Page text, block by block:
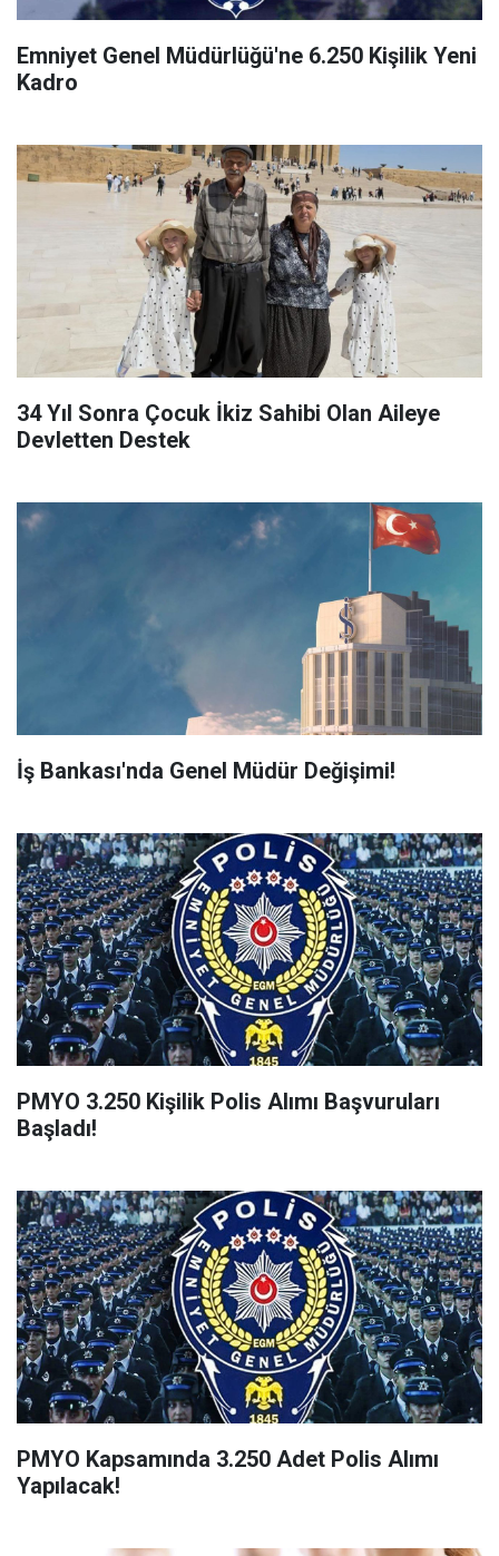
Emniyet Genel Müdürlüğü'ne 6.250 Kişilik Yeni
Kadro
34 Yıl Sonra Çocuk İkiz Sahibi Olan Aileye
Devletten Destek
İş Bankası'nda Genel Müdür Değişimi!
PMYO 3.250 Kişilik Polis Alımı Başvuruları
Başladı!
PMYO Kapsamında 3.250 Adet Polis Alımı
Yapılacak!